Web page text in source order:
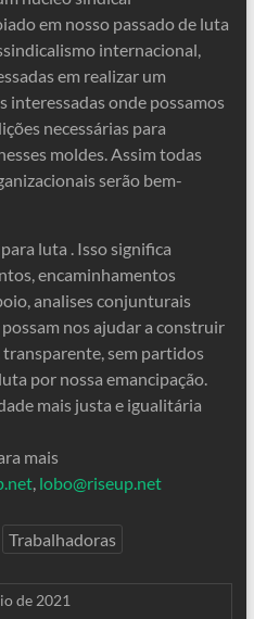
em nosso passado de luta
internacional,
em realizar um
interessadas onde possamos
necessárias para
moldes. Assim todas
serão bem-
luta . Isso significa
encaminhamentos
analises conjunturais
nos ajudar a construir
sem partidos
por nossa emancipação.
mais justa e igualitária
mais
, lobo@riseup.net
Trabalhadoras
de 2021